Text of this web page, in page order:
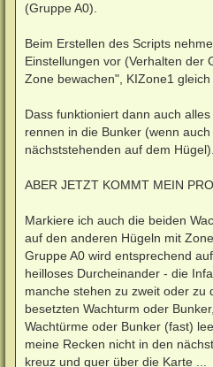
(Gruppe A0).
Beim Erstellen des Scripts
Einstellungen vor (Verhalten der
Zone bewachen", KIZone1
Dass funktioniert dann auch
rennen in die Bunker (wenn
nächststehenden auf dem
ABER JETZT KOMMT MEIN
Markiere ich auch die beiden
auf den anderen Hügeln mit
Gruppe A0 wird entsprechend
heilloses Durcheinander - die
manche stehen zu zweit oder zu
besetzten Wachturm oder
Wachtürme oder Bunker (fast)
meine Recken nicht in den
kreuz und quer über die Karte ...